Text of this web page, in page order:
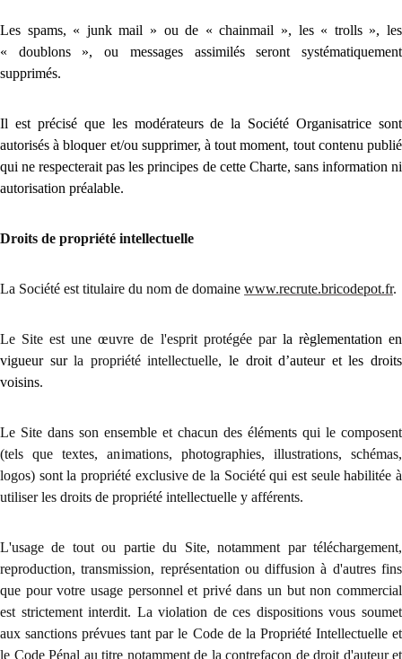
Les spams, « junk mail » ou de « chainmail », les « trolls », les
« doublons », ou messages assimilés seront systématiquement
supprimés.
Il est précisé que les modérateurs de la Société Organisatrice sont
autorisés à bloquer et/ou supprimer, à tout moment, tout contenu publié
qui ne respecterait pas les principes de cette Charte, sans information ni
autorisation préalable.
Droits de propriété intellectuelle
La Société est titulaire du nom de domaine www.recrute.bricodepot.fr.
Le Site est une œuvre de l'esprit protégée par la règlementation en
vigueur surla propriété intellectuelle, le droit d’auteur et les droits
voisins.
Le Site dans son ensemble et chacun des éléments qui le composent
(tels que textes, animations, photographies, illustrations, schémas,
logos) sont la propriété exclusive de la Société qui est seule habilitée à
utiliser les droits de propriété intellectuelle y afférents.
L'usage de tout ou partie du Site, notamment par téléchargement,
reproduction, transmission, représentation ou diffusion à d'autres fins
que pour votre usage personnel et privé dans un but non commercial
est strictement interdit. La violation de ces dispositions vous soumet
aux sanctions prévues tant par le Code de la Propriété Intellectuelle et
le Code Pénal au titre notamment de la contrefaçon de droit d'auteur et